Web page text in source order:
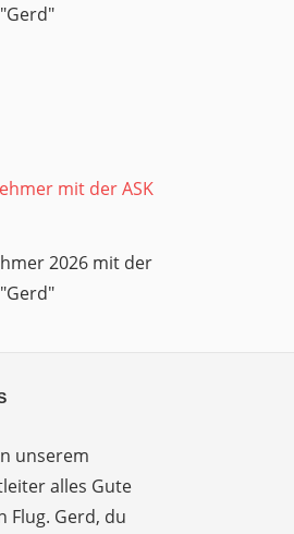
2026 mit der
unserem
alles Gute
Flug. Gerd, du